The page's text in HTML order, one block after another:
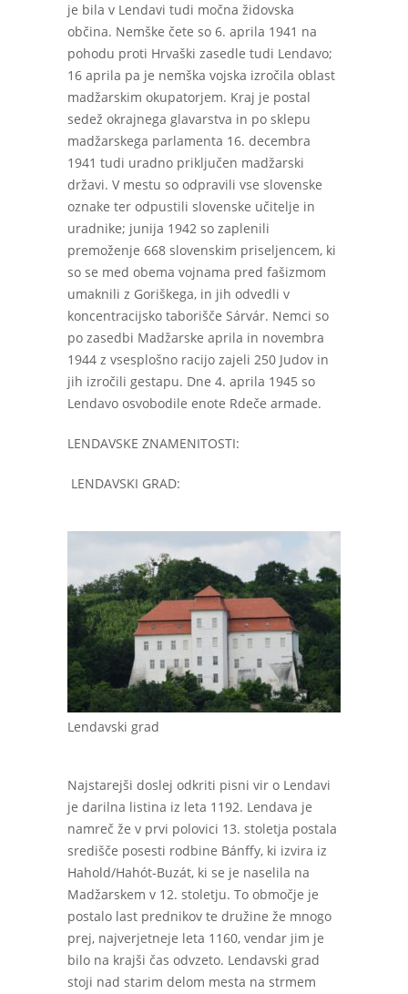
je bila v Lendavi tudi močna židovska
občina. Nemške čete so 6. aprila 1941 na
pohodu proti Hrvaški zasedle tudi Lendavo;
16 aprila pa je nemška vojska izročila oblast
madžarskim okupatorjem. Kraj je postal
sedež okrajnega glavarstva in po sklepu
madžarskega parlamenta 16. decembra
1941 tudi uradno priključen madžarski
državi. V mestu so odpravili vse slovenske
oznake ter odpustili slovenske učitelje in
uradnike; junija 1942 so zaplenili
premoženje 668 slovenskim priseljencem, ki
so se med obema vojnama pred fašizmom
umaknili z Goriškega, in jih odvedli v
koncentracijsko taborišče Sárvár. Nemci so
po zasedbi Madžarske aprila in novembra
1944 z vsesplošno racijo zajeli 250 Judov in
jih izročili gestapu. Dne 4. aprila 1945 so
Lendavo osvobodile enote Rdeče armade.
LENDAVSKE ZNAMENITOSTI:
LENDAVSKI GRAD:
Lendavski grad
Najstarejši doslej odkriti pisni vir o Lendavi
je darilna listina iz leta 1192. Lendava je
namreč že v prvi polovici 13. stoletja postala
središče posesti rodbine Bánffy, ki izvira iz
Hahold/Hahót-Buzát, ki se je naselila na
Madžarskem v 12. stoletju. To območje je
postalo last prednikov te družine že mnogo
prej, najverjetneje leta 1160, vendar jim je
bilo na krajši čas odvzeto. Lendavski grad
stoji nad starim delom mesta na strmem